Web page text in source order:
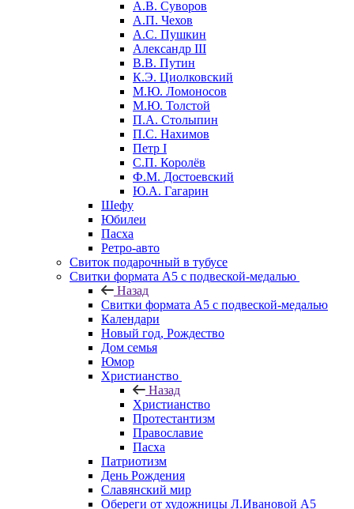
А.В. Суворов
А.П. Чехов
А.С. Пушкин
Александр III
В.В. Путин
К.Э. Циолковский
М.Ю. Ломоносов
М.Ю. Толстой
П.А. Столыпин
П.С. Нахимов
Петр I
С.П. Королёв
Ф.М. Достоевский
Ю.А. Гагарин
Шефу
Юбилеи
Пасха
Ретро-авто
Свиток подарочный в тубусе
Свитки формата А5 с подвеской-медалью
Назад
Свитки формата А5 с подвеской-медалью
Календари
Новый год, Рождество
Дом семья
Юмор
Христианство
Назад
Христианство
Протестантизм
Православие
Пасха
Патриотизм
День Рождения
Славянский мир
Обереги от художницы Л.Ивановой А5